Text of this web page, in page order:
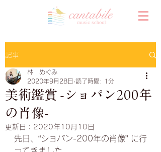
記事
美術鑑賞 -ショパン200年
の肖像-
林 めぐみ
2020年9月28日 読了時間: 1分
更新日： 2020年10月10日
先日、“ショパン-200年の肖像” に行